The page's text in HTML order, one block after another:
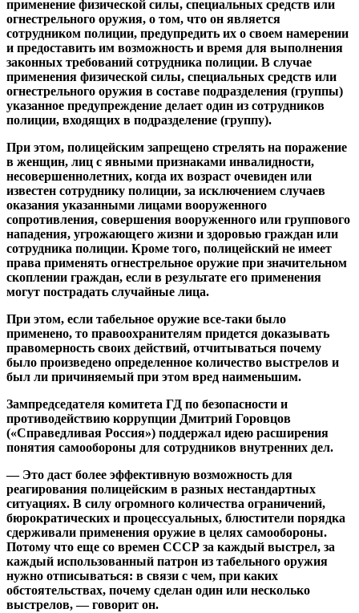
применение физической силы, специальных средств или
огнестрельного оружия, о том, что он является
сотрудником полиции, предупредить их о своем намерении
и предоставить им возможность и время для выполнения
законных требований сотрудника полиции. В случае
применения физической силы, специальных средств или
огнестрельного оружия в составе подразделения (группы)
указанное предупреждение делает один из сотрудников
полиции, входящих в подразделение (группу).
При этом, полицейским запрещено стрелять на поражение
в женщин, лиц с явными признаками инвалидности,
несовершеннолетних, когда их возраст очевиден или
известен сотруднику полиции, за исключением случаев
оказания указанными лицами вооруженного
сопротивления, совершения вооруженного или группового
нападения, угрожающего жизни и здоровью граждан или
сотрудника полиции. Кроме того, полицейский не имеет
права применять огнестрельное оружие при значительном
скоплении граждан, если в результате его применения
могут пострадать случайные лица.
При этом, если табельное оружие все-таки было
применено, то правоохранителям придется доказывать
правомерность своих действий, отчитываться почему
было произведено определенное количество выстрелов и
был ли причиняемый при этом вред наименьшим.
Зампредседателя комитета ГД по безопасности и
противодействию коррупции Дмитрий Горовцов
(«Справедливая Россия») поддержал идею расширения
понятия самообороны для сотрудников внутренних дел.
— Это даст более эффективную возможность для
реагирования полицейским в разных нестандартных
ситуациях. В силу огромного количества ограничений,
бюрократических и процессуальных, блюстители порядка
сдерживали применения оружие в целях самообороны.
Потому что еще со времен СССР за каждый выстрел, за
каждый использованный патрон из табельного оружия
нужно отписываться: в связи с чем, при каких
обстоятельствах, почему сделан один или несколько
выстрелов, — говорит он.